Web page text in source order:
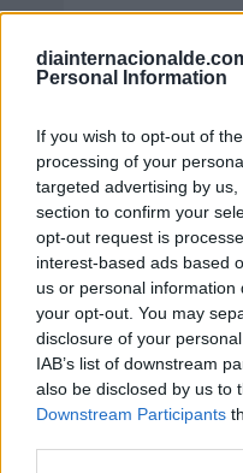
Personal Information
If you wish to opt-out of
processing of your
targeted advertising by
section to confirm your
opt-out request is
interest-based ads based
us or personal
your opt-out. You may
disclosure of your
IAB’s list of downstream
also be disclosed by us to
Downstream Participants
Día Mundial
7 de agosto de